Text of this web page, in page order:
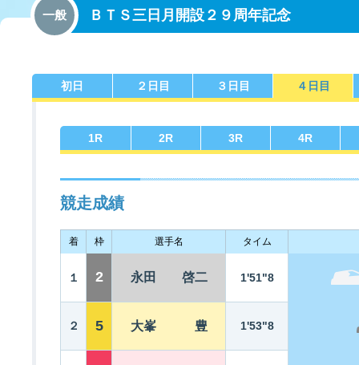
今節の進入コース別成績
今節出場選手のマル得情報
佐賀支部選手一覧 記念競走優勝選手一覧
一般 ＢＴＳ三日月開設２９周年記念
初日 ２日目 ３日目 ４日目
1R 2R 3R 4R
競走成績
着 枠 選手名 タイム
１ 2 永田 啓二 1'51"8
２ 5 大峯 豊 1'53"8